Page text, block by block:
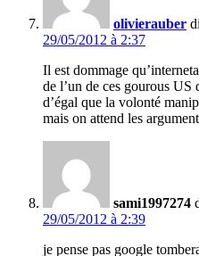
olivierauber
29/05/2012 à 2:37
Il est dommage
de l’un de ces gourous US
d’égal que la volonté
mais on attend les
sami1997274
29/05/2012 à 2:39
je pense pas google